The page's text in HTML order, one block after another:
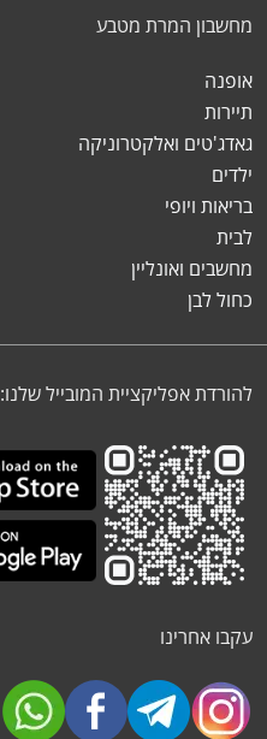
מחשבון המרת מטבע
אופנה
תיירות
גאדג'טים ואלקטרוניקה
ילדים
בריאות ויופי
לבית
מחשבים ואונליין
כחול לבן
להורדת אפליקציית המובייל שלנו:
עקבו אחרינו